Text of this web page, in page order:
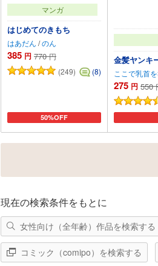
マンガ
はじめてのきもち
はあだん /のん
385 円 770 円
(249)
(8)
50%OFF
カートに追加
金髪ヤンキ
ここで乳首
275 円 550
現在の検索条件をもとに
女性向け（全年齢）作品を検索する
コミック（comipo）を検索する